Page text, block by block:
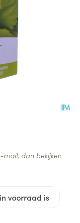
voorraad is
mail, dan bekijken